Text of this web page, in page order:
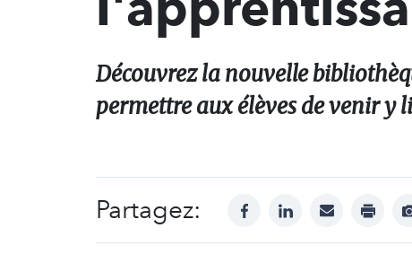
Découvrez la nouvelle
permettre aux élèves de venir
Partagez: facebooklinkedinmail print